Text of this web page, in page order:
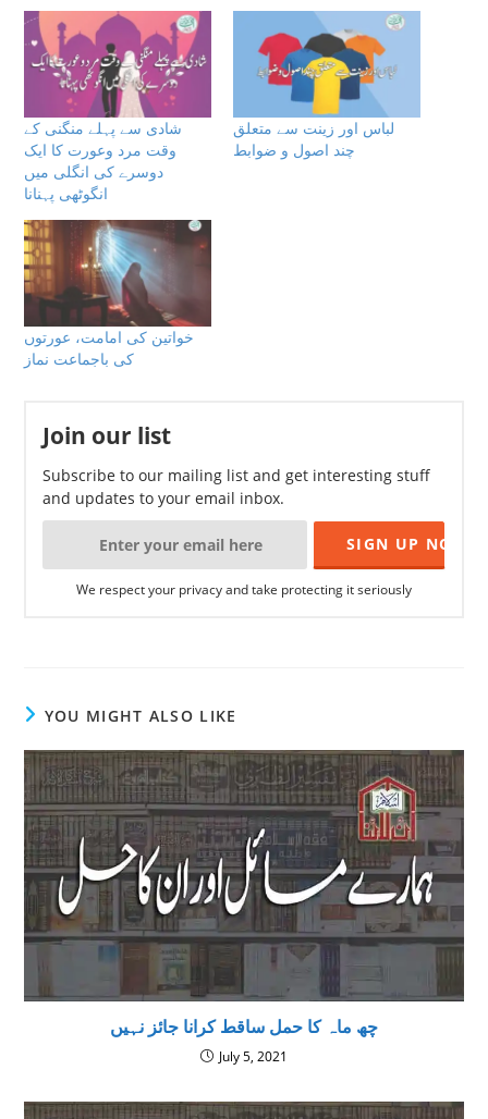
شادى سے پہلے منگنی کے
وقت مرد وعورت کا ایک
دوسرے کی انگلی میں
انگوٹھی پہنانا
لباس اور زینت سے متعلق
چند اصول و ضوابط
خواتین کی امامت، عورتوں
کی باجماعت نماز
Join our list
Subscribe to our mailing list and get interesting stuff
and updates to your email inbox.
We respect your privacy and take protecting it seriously
YOU MIGHT ALSO LIKE
چھ ماہ کا حمل ساقط کرانا جائز نہیں
July 5, 2021